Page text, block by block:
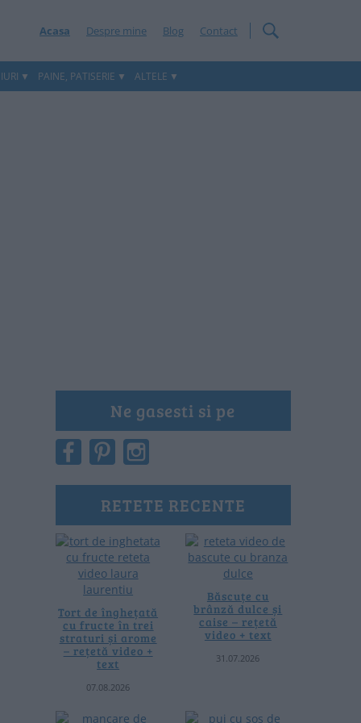
Acasa Despre mine Blog Contact
PAINE, PATISERIE ALTELE
Ne gasesti si pe
RETETE RECENTE
Tort de înghețată
cu fructe în trei
straturi și arome
– rețetă video +
text
07.08.2026
Băscuțe cu
brânză dulce și
caise – rețetă
video + text
31.07.2026